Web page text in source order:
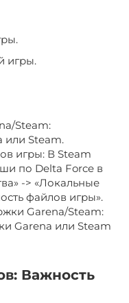
игры.
Steam:
или Steam.
игры: В Steam
по Delta Force в
-> «Локальные
файлов игры».
Garena/Steam:
Garena или Steam
Важность